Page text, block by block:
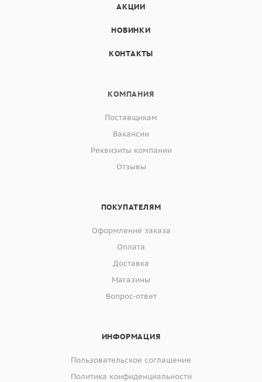
АКЦИИ
НОВИНКИ
КОНТАКТЫ
КОМПАНИЯ
Поставщикам
Вакансии
Реквизиты компании
Отзывы
ПОКУПАТЕЛЯМ
Оформление заказа
Оплата
Доставка
Магазины
Вопрос-ответ
ИНФОРМАЦИЯ
Пользовательское соглашение
Политика конфиденциальности